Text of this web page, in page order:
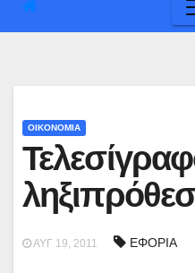
ΟΙΚΟΝΟΜΙΑ
ΑΥΓ 19, 2011 ΕΦΟΡΙΑ